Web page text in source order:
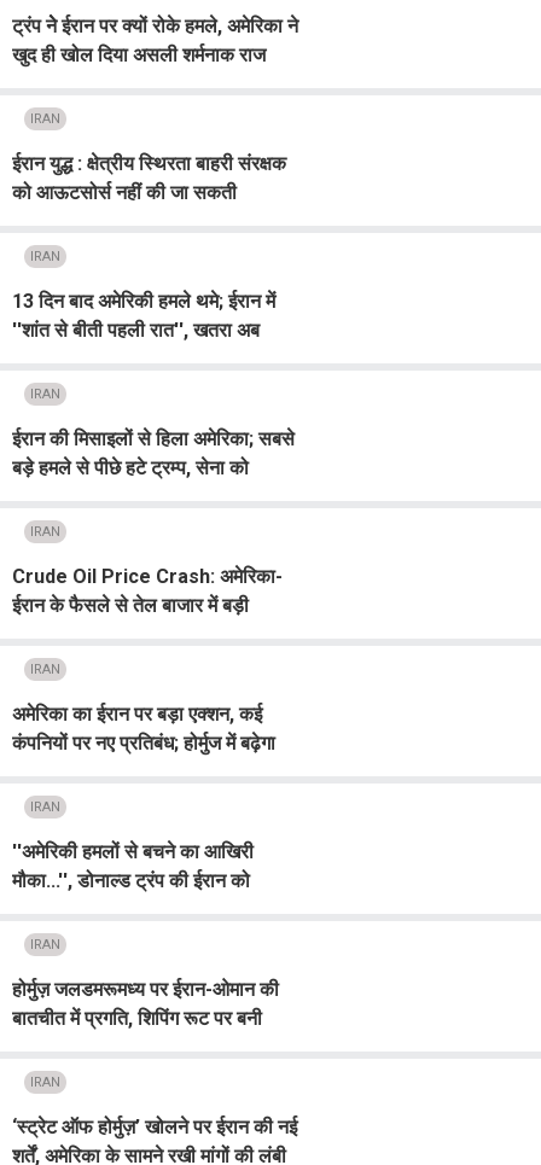
ट्रंप नेे ईरान पर क्यों रोके हमले, अमेरिका ने
खुद ही खोल दिया असली शर्मनाक राज
IRAN
ईरान युद्ध : क्षेत्रीय स्थिरता बाहरी संरक्षक
को आऊटसोर्स नहीं की जा सकती
IRAN
13 दिन बाद अमेरिकी हमले थमे; ईरान में
''शांत से बीती पहली रात'', खतरा अब
IRAN
ईरान की मिसाइलों से हिला अमेरिका; सबसे
बड़े हमले से पीछे हटे ट्रम्प, सेना को
IRAN
Crude Oil Price Crash: अमेरिका-
ईरान के फैसले से तेल बाजार में बड़ी
IRAN
अमेरिका का ईरान पर बड़ा एक्शन, कई
कंपनियों पर नए प्रतिबंध; होर्मुज में बढ़ेगा
IRAN
''अमेरिकी हमलों से बचने का आखिरी
मौका...'', डोनाल्ड ट्रंप की ईरान को
IRAN
होर्मुज़ जलडमरूमध्य पर ईरान-ओमान की
बातचीत में प्रगति, शिपिंग रूट पर बनी
IRAN
‘स्ट्रेट ऑफ होर्मुज़’ खोलने पर ईरान की नई
शर्तें, अमेरिका के सामने रखी मांगों की लंबी